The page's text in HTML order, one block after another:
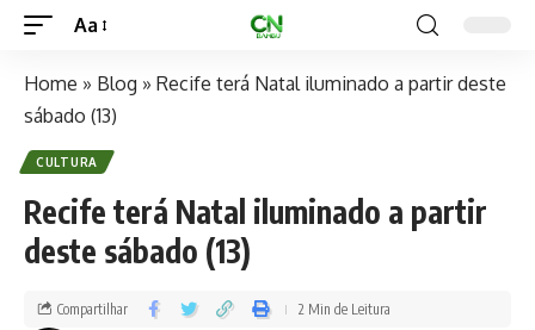
Aa
Home » Blog » Recife terá Natal iluminado a partir deste
sábado (13)
CULTURA
Recife terá Natal iluminado a partir
deste sábado (13)
Compartilhar 2 Min de Leitura